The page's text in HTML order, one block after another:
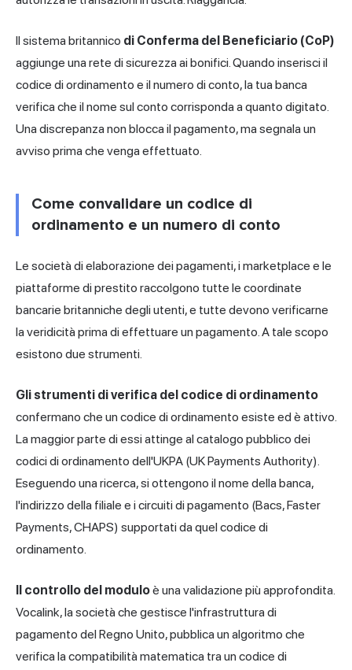
Il sistema britannico di Conferma del Beneficiario (CoP)
aggiunge una rete di sicurezza ai bonifici. Quando inserisci il
codice di ordinamento e il numero di conto, la tua banca
verifica che il nome sul conto corrisponda a quanto digitato.
Una discrepanza non blocca il pagamento, ma segnala un
avviso prima che venga effettuato.
Come convalidare un codice di
ordinamento e un numero di conto
Le società di elaborazione dei pagamenti, i marketplace e le
piattaforme di prestito raccolgono tutte le coordinate
bancarie britanniche degli utenti, e tutte devono verificarne
la veridicità prima di effettuare un pagamento. A tale scopo
esistono due strumenti.
Gli strumenti di verifica del codice di ordinamento
confermano che un codice di ordinamento esiste ed è attivo.
La maggior parte di essi attinge al catalogo pubblico dei
codici di ordinamento dell'UKPA (UK Payments Authority).
Eseguendo una ricerca, si ottengono il nome della banca,
l'indirizzo della filiale e i circuiti di pagamento (Bacs, Faster
Payments, CHAPS) supportati da quel codice di
ordinamento.
Il controllo del moduloè una validazione più approfondita.
Vocalink, la società che gestisce l'infrastruttura di
pagamento del Regno Unito, pubblica un algoritmo che
verifica la compatibilità matematica tra un codice di